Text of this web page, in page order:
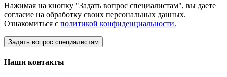
Нажимая на кнопку "Задать вопрос специалистам", вы даете
согласие на обработку своих персональных данных.
Ознакомиться с политикой конфиденциальности.
Наши контакты